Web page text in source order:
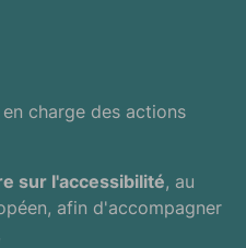
charge des actions
sur l'accessibilité, au
afin d'accompagner